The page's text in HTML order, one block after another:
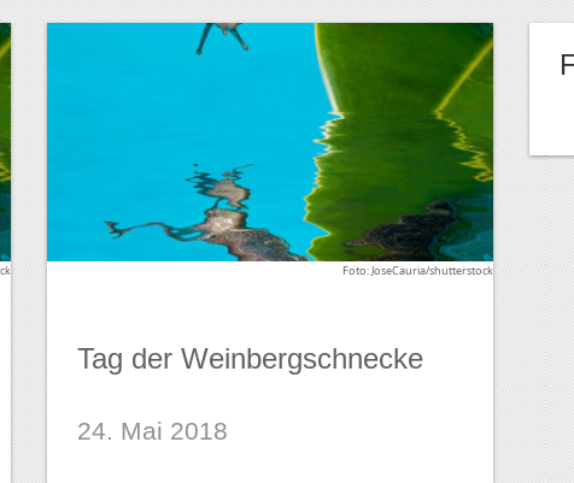
Foto: JoseCauria/shutterstock
Tag der Weinbergschnecke
24. Mai 2018